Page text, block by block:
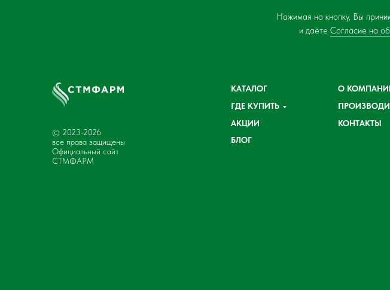
Нажимая на кнопку, Вы
и даёте Согласие на
© 2023-2026
все права защищены
Официальный сайт
СТМФАРМ
КАТАЛОГ
ГДЕ КУПИТЬ
АКЦИИ
БЛОГ
О
КОНТАКТЫ